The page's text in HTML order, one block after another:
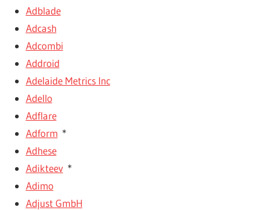
Adblade
Adcash
Adcombi
Addroid
Adelaide Metrics Inc
Adello
Adflare
Adform *
Adhese
Adikteev*
Adimo
Adjust GmbH